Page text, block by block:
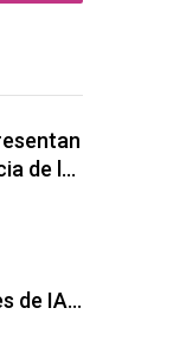
de la
el
de IA